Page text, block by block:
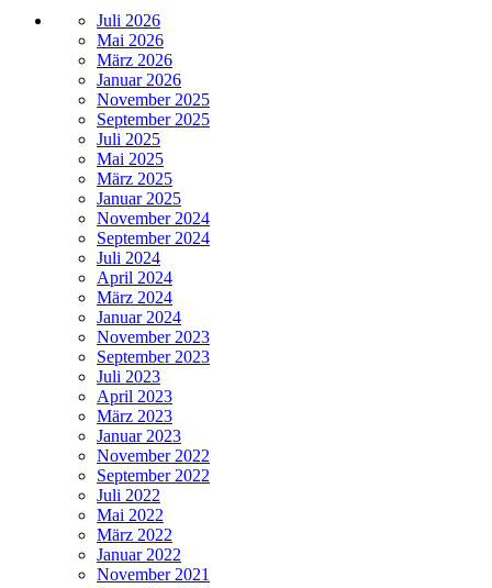
Juli 2026
Mai 2026
März 2026
Januar 2026
November 2025
September 2025
Juli 2025
Mai 2025
März 2025
Januar 2025
November 2024
September 2024
Juli 2024
April 2024
März 2024
Januar 2024
November 2023
September 2023
Juli 2023
April 2023
März 2023
Januar 2023
November 2022
September 2022
Juli 2022
Mai 2022
März 2022
Januar 2022
November 2021